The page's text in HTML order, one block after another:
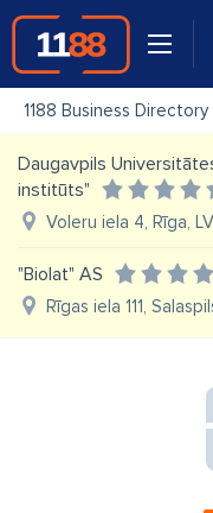
1188 Business Directory
Daugavpils
institūts"
Voleru iela 4, Rīga,
"Biolat" AS
Rīgas iela 111,